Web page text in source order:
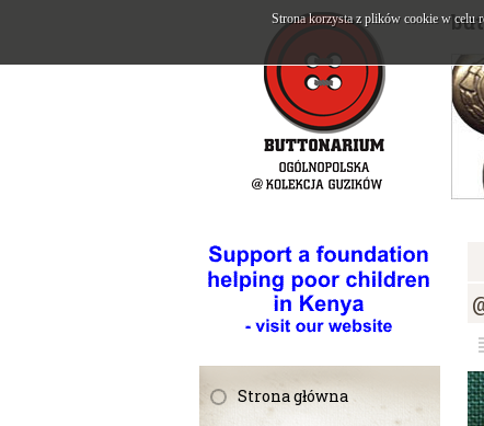
Strona główna
Strona korzysta z plików cookie w celu